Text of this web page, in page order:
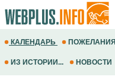
КАЛЕНДАРЬ ПОЖЕЛАНИЯ
ИЗ ИСТОРИИ... НОВОСТИ